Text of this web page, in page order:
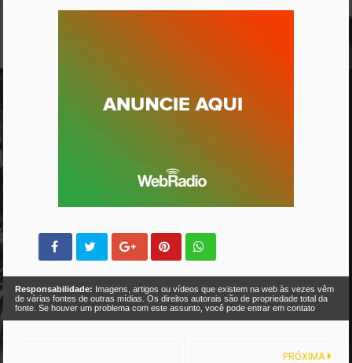
Responsabilidade: Imagens, artigos ou vídeos que existem na web às vezes vêm
de várias fontes de outras mídias. Os direitos autorais são de propriedade total da
fonte. Se houver um problema com este assunto, você pode entrar em contato
PRÓXIMA